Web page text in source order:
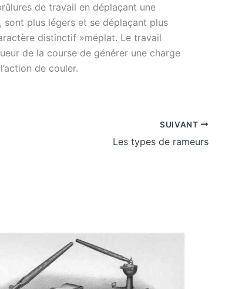
de travail en déplaçant une
plus légers et se déplaçant plus
distinctif »méplat. Le travail
de la course de générer une charge
de couler.
SUIVANT
Les types de rameurs